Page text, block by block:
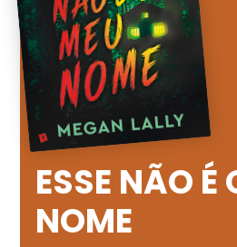
ESSE NÃO É
NOME